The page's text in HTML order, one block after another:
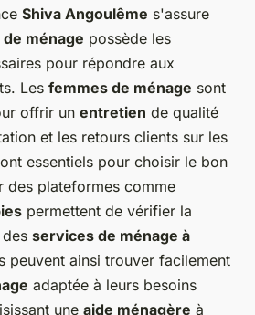
Shiva Angoulême s'assure
ménage possède les
pour répondre aux
Les femmes de ménage sont
offrir un entretien de qualité
et les retours clients sur les
essentiels pour choisir le bon
des plateformes comme
permettent de vérifier la
services de ménage à
peuvent ainsi trouver facilement
adaptée à leurs besoins
une aide ménagère à